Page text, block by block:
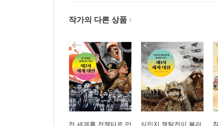
작가의 다른 상품
전 세계를 전쟁터로 만
식민지 쟁탈전이 불러